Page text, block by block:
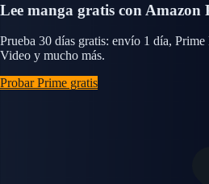
Lee manga gratis con Amazon
Prueba 30 días gratis: envío 1 día,
Video y mucho más.
Probar Prime gratis